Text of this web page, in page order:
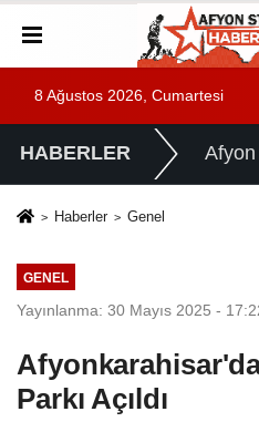
8 Ağustos 2026, Cumartesi
HABERLER
Haberler Genel
GENEL
Yayınlanma: 30 Mayıs 2025 -
Parkı Açıldı